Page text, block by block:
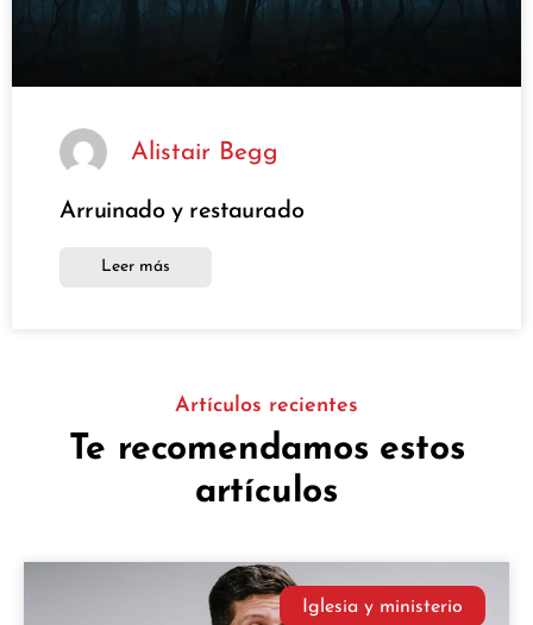
Alistair Begg
Arruinado y restaurado
Leer más
Artículos recientes
Te recomendamos estos
artículos
Iglesia y ministerio